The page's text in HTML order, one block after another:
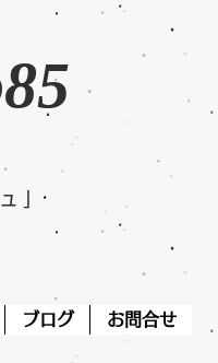
」
ブログ お問合せ